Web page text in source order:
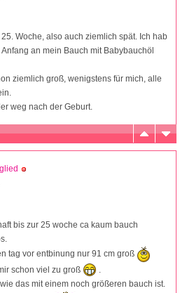
Woche, also auch ziemlich spät. Ich hab
an mein Bauch mit Babybauchöl
ziemlich groß, wenigstens für mich, alle
weg nach der Geburt.
bis zur 25 woche ca kaum bauch
tag vor entbinung nur 91 cm groß
schon viel zu groß
das mit einem noch größeren bauch ist.